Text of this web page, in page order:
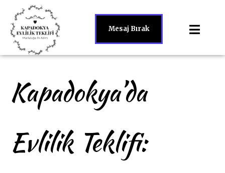
Mesaj Bırak
Kapadokya’da
Evlilik Teklifi: